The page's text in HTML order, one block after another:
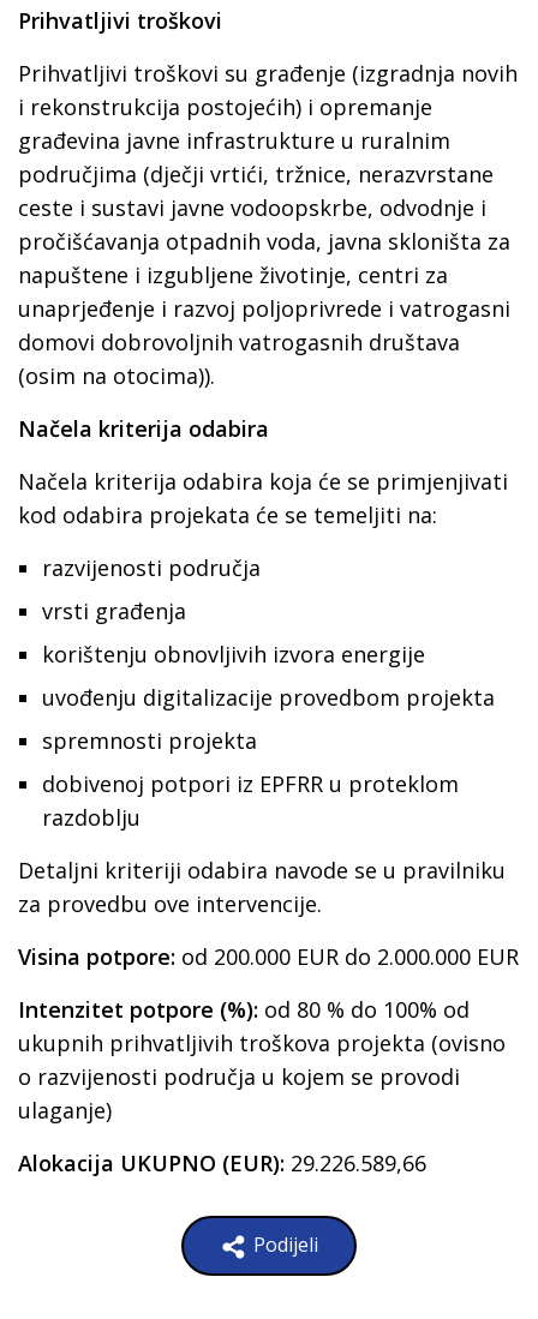
Prihvatljivi troškovi
Prihvatljivi troškovi su građenje (izgradnja novih
i rekonstrukcija postojećih) i opremanje
građevina javne infrastrukture u ruralnim
područjima (dječji vrtići, tržnice, nerazvrstane
ceste i sustavi javne vodoopskrbe, odvodnje i
pročišćavanja otpadnih voda, javna skloništa za
napuštene i izgubljene životinje, centri za
unaprjeđenje i razvoj poljoprivrede i vatrogasni
domovi dobrovoljnih vatrogasnih društava
(osim na otocima)).
Načela kriterija odabira
Načela kriterija odabira koja će se primjenjivati
kod odabira projekata će se temeljiti na:
razvijenosti područja
vrsti građenja
korištenju obnovljivih izvora energije
uvođenju digitalizacije provedbom projekta
spremnosti projekta
dobivenoj potpori iz EPFRR u proteklom
razdoblju
Detaljni kriteriji odabira navode se u pravilniku
za provedbu ove intervencije.
Visina potpore: od 200.000 EUR do 2.000.000 EUR
Intenzitet potpore (%): od 80 % do 100% od
ukupnih prihvatljivih troškova projekta (ovisno
o razvijenosti područja u kojem se provodi
ulaganje)
Alokacija UKUPNO (EUR): 29.226.589,66
Podijeli